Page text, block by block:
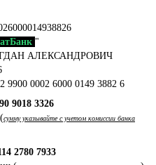
"
АЛЕКСАНДРОВИЧ
9900 0002 6000 0149 3882 6
9018 3326
сумму указывайте с учетом комиссии банка
2780 7933